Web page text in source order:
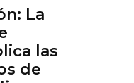
La
las
de